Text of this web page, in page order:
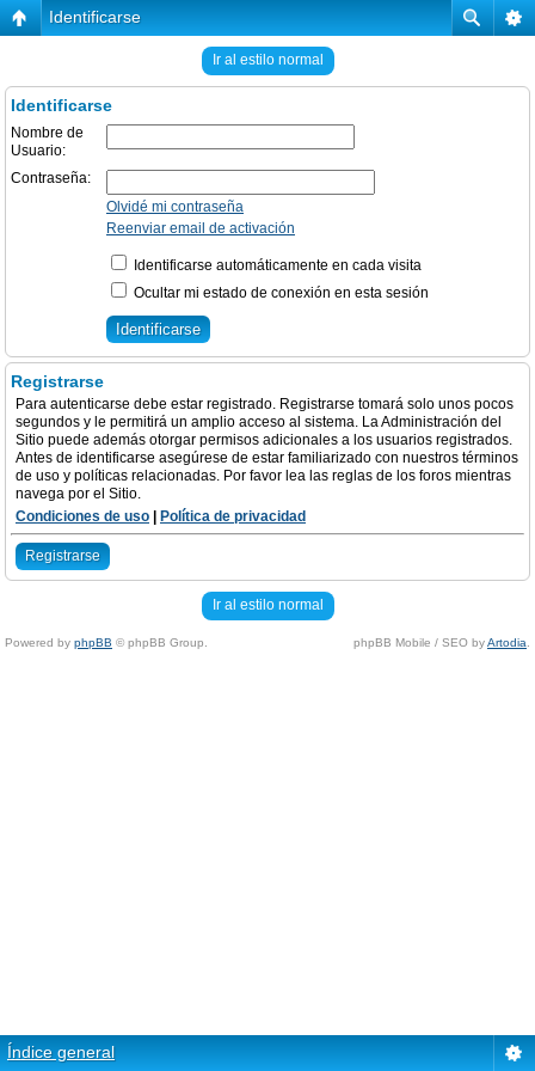
Identificarse
Ir al estilo normal
Identificarse
Nombre de
Usuario:
Contraseña:
Olvidé mi contraseña
Reenviar email de activación
Identificarse automáticamente en cada visita
Ocultar mi estado de conexión en esta sesión
Registrarse
Para autenticarse debe estar registrado. Registrarse tomará solo unos pocos
segundos y le permitirá un amplio acceso al sistema. La Administración del
Sitio puede además otorgar permisos adicionales a los usuarios registrados.
Antes de identificarse asegúrese de estar familiarizado con nuestros términos
de uso y políticas relacionadas. Por favor lea las reglas de los foros mientras
navega por el Sitio.
Condiciones de uso
Política de privacidad
Registrarse
Ir al estilo normal
Powered by phpBB © phpBB Group. phpBB Mobile / SEO byArtodia
Índice general